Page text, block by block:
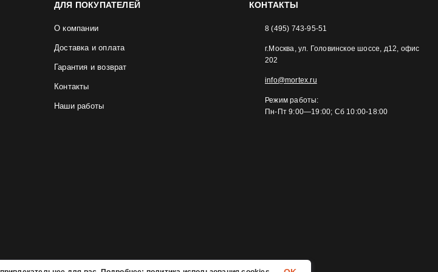
ДЛЯ ПОКУПАТЕЛЕЙ
О компании
Доставка и оплата
Гарантия и возврат
Контакты
Наши работы
КОНТАКТЫ
8 (495) 743-95-51
г.Москва, ул. Головинское шоссе, д12, офис
202
info@mortex.ru
Режим работы:
Пн-Пт 9:00—19:00; Сб 10:00-18:00